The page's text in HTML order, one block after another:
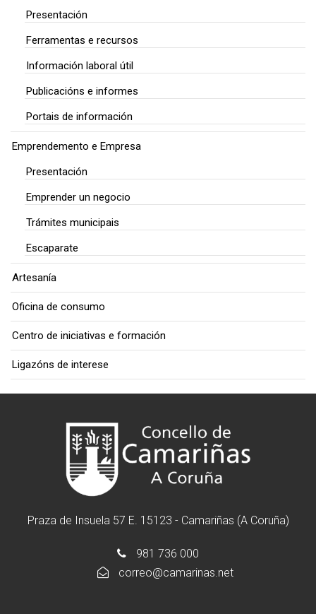
Presentación
Ferramentas e recursos
Información laboral útil
Publicacións e informes
Portais de información
Emprendemento e Empresa
Presentación
Emprender un negocio
Trámites municipais
Escaparate
Artesanía
Oficina de consumo
Centro de iniciativas e formación
Ligazóns de interese
Praza de Insuela 57 E. 15123 - Camariñas (A Coruña)
981 736 000
correo@camarinas.net